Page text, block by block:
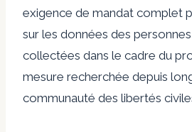
exigence de mandat complet
sur les données des
collectées dans le cadre du
mesure recherchée depuis
communauté des libertés